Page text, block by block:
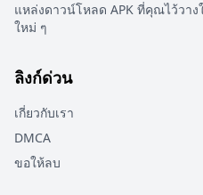
แหล่งดาวน์โหลด APK ที่คุณไว้วา
ใหม่ ๆ
ลิงก์ด่วน
เกี่ยวกับเรา
DMCA
ขอให้ลบ